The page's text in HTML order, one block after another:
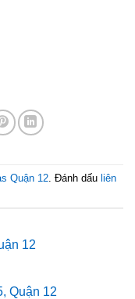
Quận 12. Đánh dấu liên
12
Quận 12